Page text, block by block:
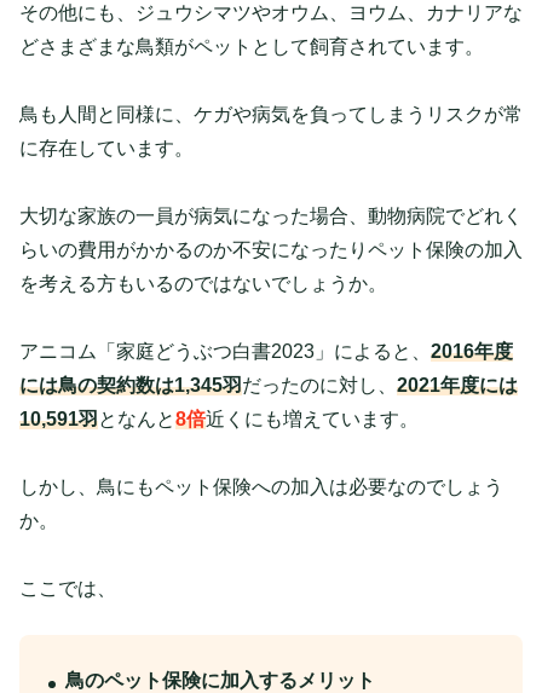
その他にも、ジュウシマツやオウム、ヨウム、カナリアな
どさまざまな鳥類がペットとして飼育されています。
鳥も人間と同様に、ケガや病気を負ってしまうリスクが常
に存在しています。
大切な家族の一員が病気になった場合、動物病院でどれく
らいの費用がかかるのか不安になったりペット保険の加入
を考える方もいるのではないでしょうか。
アニコム「家庭どうぶつ白書2023」によると、 2016年度
には鳥の契約数は1,345羽だったのに対し、 2021年度には
10,591羽となんと8倍近くにも増えています。
しかし、鳥にもペット保険への加入は必要なのでしょう
か。
ここでは、
鳥のペット保険に加入するメリット